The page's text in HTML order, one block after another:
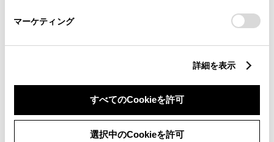
マーケティング
詳細を表示
すべてのCookieを許可
選択中のCookieを許可
バックモニター